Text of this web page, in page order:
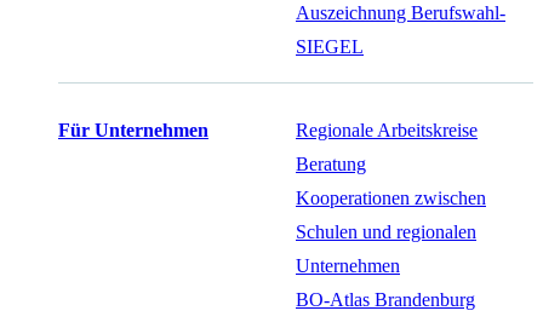
Auszeichnung Berufswahl-
SIEGEL
Für Unternehmen
Regionale Arbeitskreise
Beratung
Kooperationen zwischen
Schulen und regionalen
Unternehmen
BO-Atlas Brandenburg